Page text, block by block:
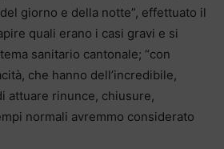
giorno e della notte”, effettuato il
quali erano i casi gravi e si
sanitario cantonale; “con
che hanno dell’incredibile,
attuare rinunce, chiusure,
normali avremmo considerato